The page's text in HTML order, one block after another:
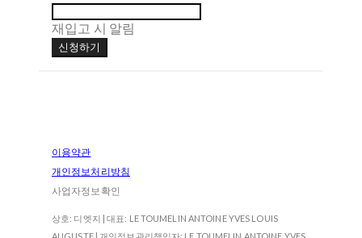
재입고 시 알림
신청하기
이용약관
개인정보처리방침
사업자정보확인
상호: 디엣지 | 대표: LE TOUMELIN ANTOINE YVES LOUIS
AUGUSTE | 개인정보관리책임자: LE TOUMELIN ANTOINE YVES